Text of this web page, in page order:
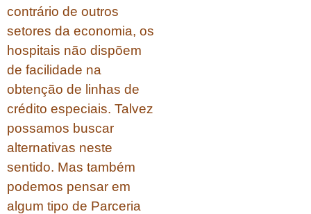
contrário de outros
setores da economia, os
hospitais não dispõem
de facilidade na
obtenção de linhas de
crédito especiais. Talvez
possamos buscar
alternativas neste
sentido. Mas também
podemos pensar em
algum tipo de Parceria